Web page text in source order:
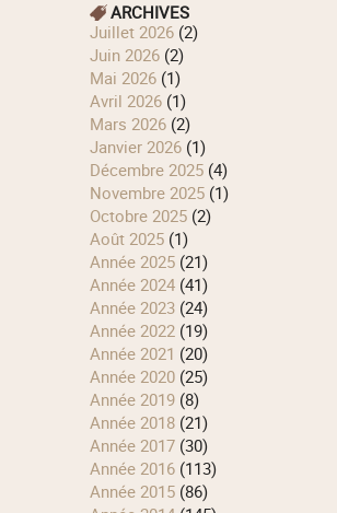
ARCHIVES
juillet 2026(2)
juin 2026(2)
mai 2026(1)
avril 2026(1)
mars 2026(2)
janvier 2026(1)
décembre 2025(4)
novembre 2025(1)
octobre 2025(2)
août 2025(1)
année 2025(21)
année 2024(41)
année 2023(24)
année 2022(19)
année 2021 (20)
année 2020(25)
année 2019(8)
année 2018(21)
année 2017(30)
année 2016(113)
année 2015(86)